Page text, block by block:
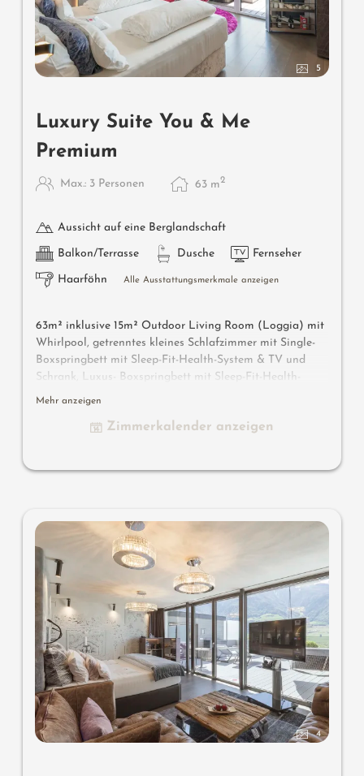
5
Luxury Suite You & Me
Premium
Max.: 3 Personen 63 m2
Aussicht auf eine Berglandschaft
Balkon/Terrasse Dusche Fernseher
Haarföhn Alle Ausstattungsmerkmale anzeigen
63m² inklusive 15m² Outdoor Living Room (Loggia) mit
Whirlpool, getrenntes kleines Schlafzimmer mit Single-
Boxspringbett mit Sleep-Fit-Health-System & TV und
Schrank, Luxus- Boxspringbett mit Sleep-Fit-Health-
System 210 cm lang, Komfort-Profi-Schranksystem, 2
Koffer-Designbar mit Wein-, Nespresso- & Teedesk,
Duftkräuter, Wärmestrahler und Laterne, keine Tiere. In
der DolceVita Lodge.
Mehr anzeigen
Zimmerkalender anzeigen
4